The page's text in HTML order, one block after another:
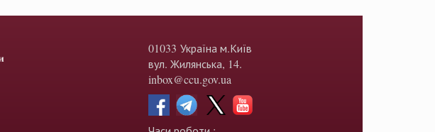
01033 Україна м.Київ
вул. Жилянська, 14.
inbox@ccu.gov.ua